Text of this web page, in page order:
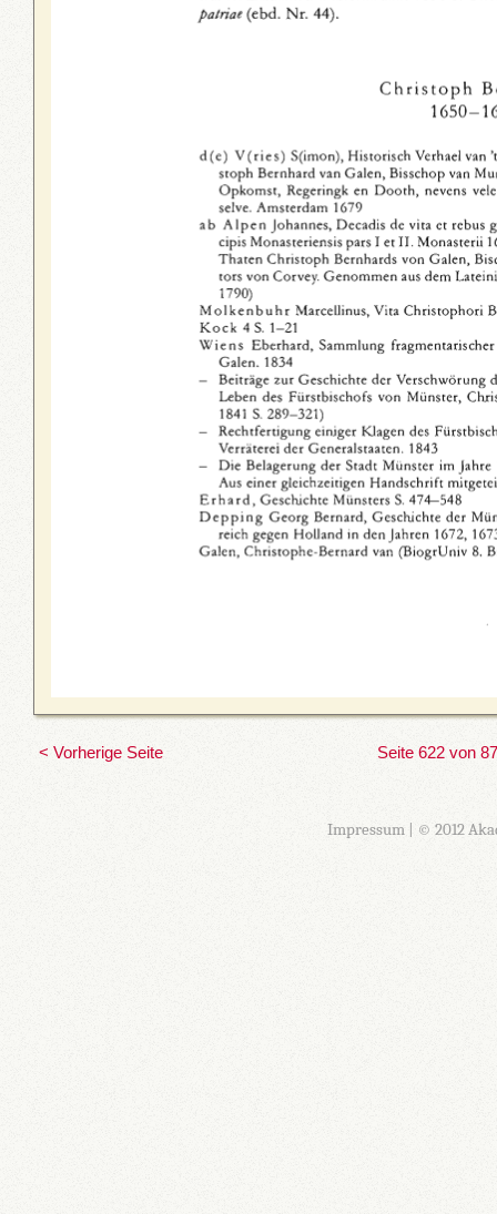
< Vorherige Seite Seite 622 von
Impressum| © 2012